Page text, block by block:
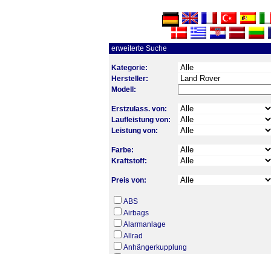
erweiterte Suche
Kategorie:
Hersteller:
Modell:
Erstzulass. von:
Laufleistung von:
Leistung von:
Farbe:
Kraftstoff:
Preis von:
ABS
Airbags
Alarmanlage
Allrad
Anhängerkupplung